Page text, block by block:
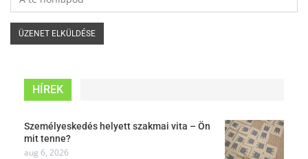
HÍREK
Személyeskedés helyett szakmai vita – Ön
mit tenne?
aug 6, 2026